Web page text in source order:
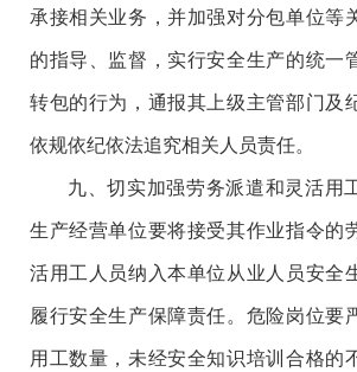
承接相关业务，并加强对分包单位等
的指导、监督，实行安全生产的统一
转包的行为，通报其上级主管部门及
依规依纪依法追究相关人员责任。
九、切实加强劳务派遣和灵活用
生产经营单位要将接受其作业指令的
活用工人员纳入本单位从业人员安全
履行安全生产保障责任。危险岗位要
用工数量，未经安全知识培训合格的